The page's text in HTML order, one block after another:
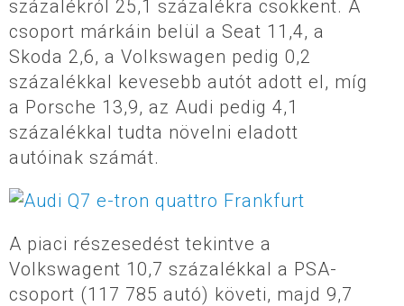
százalékról 25,1 százalékra csökkent. A
csoport márkáin belül a Seat 11,4, a
Skoda 2,6, a Volkswagen pedig 0,2
százalékkal kevesebb autót adott el, míg
a Porsche 13,9, az Audi pedig 4,1
százalékkal tudta növelni eladott
autóinak számát.
A piaci részesedést tekintve a
Volkswagent 10,7 százalékkal a PSA-
csoport (117 785 autó) követi, majd 9,7